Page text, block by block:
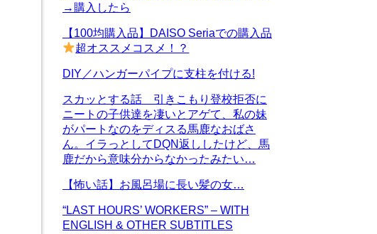
→購入したら
【100均購入品】DAISO Seriaでの購入品
超オススメコスメ！？
DIY／ハンガーパイプに支柱を付ける!
スカッとする話 引きこもり登校拒否に
ニートの子供達を凄いとアゲて、私の妹
がパートなのをディスる馬鹿なおばさ
ん。イラっとしてDQN返ししたけど、馬
鹿だから意味分からなかったみたい…
【怖い話】お風呂場に長い髪の女…
“LAST HOURS’ WORKERS” – WITH
ENGLISH & OTHER SUBTITLES